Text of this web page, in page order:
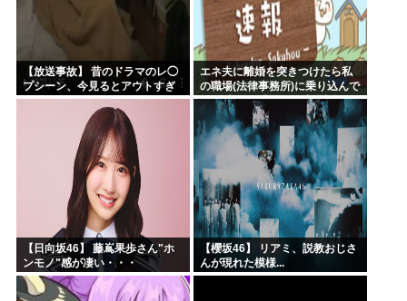
【放送事故】 昔のドラマのレ◯
プシーン、今見るとアウトすぎ
る・・・
エネ夫に離婚を突きつけたら私
の職場(法律事務所)に乗り込んで
きた 堂々と「離婚の法律相談で
す。母の薦めでこちらに参りま
した」と言っているが、...
【日向坂46】 藤嶌果歩さん"ホ
ンモノ"感が凄い・・・
【櫻坂46】 リアミ、説教おじさ
んが現れた模様...